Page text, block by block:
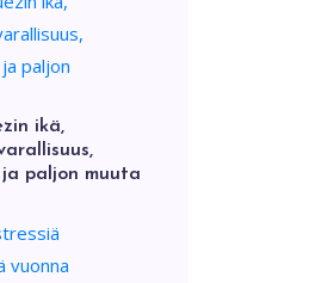
ikä,
paljon muuta